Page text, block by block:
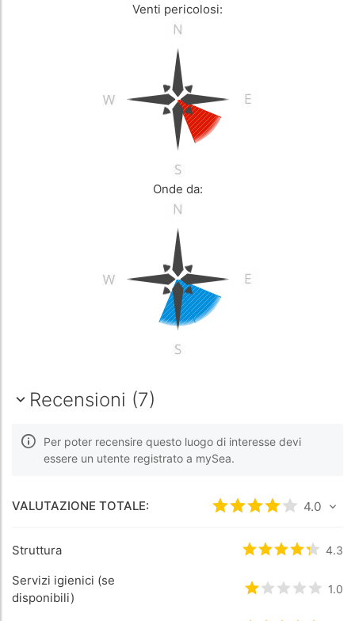
Venti pericolosi:
Onde da:
Recensioni (7)
Per poter recensire questo luogo di interesse devi
essere un utente registrato a mySea.
VALUTAZIONE TOTALE: Valutato4/54.0
Struttura Valutato4.3/5
4.3
Servizi igienici (se
disponibili)
Valutato1/51.0